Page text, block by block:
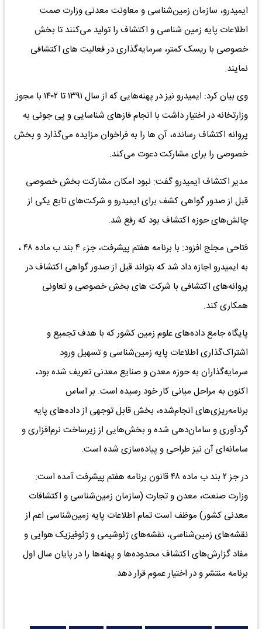
ایمیدرو، سازمان زمین‌شناسی و معاونت معدنی وزارت صمت
اطلاعات پایه زمین شناسی و اکتشاف را تولید می‌کنند تا بخش
خصوصی با ریسک کمتر، سرمایه‌گذاری در فعالیت های اکتشافی
نمایند.
وی بیان کرد: ایمیدرو نیز در پهنه‌هایی که از سال ۱۳۹۱ تا ۱۴۰۲ با مجوز
وزارتخانه در اختیار داشت با انجام فازهای شناسایی و پی جوئی به
پروانه اکتشاف رسانده، آن ها را به فراخوان مزایده می‌گذارد و بخش
خصوصی را برای مشارکت دعوت می‌کند.
مدیر اکتشاف ایمیدرو گفت: نبود امکان مشارکت بخش خصوصی
قبل از صدور گواهی کشف برای ایمیدرو و شرکت‌های تابع یکی از
چالش‌های حوزه اکتشاف بود که رفع شد.
فتاحی مجلج افزود: با برنامه هفتم پیشرفت، جزء ۴ بند ب ماده ۴۸ ،
به ایمیدرو اجازه داد شد که بتواند قبل از صدور گواهی اکتشاف در
پروانه‌های اکتشافی با شرکت های بخش خصوصی و تعاونی
همکاری کند.
پایگاه جامع داده‌های علوم زمین کشور که با هدف تجمیع و
اشتراک‌گذاری اطلاعات پایه زمین‌شناسی و تسهیل ورود
سرمایه‌گذاران به حوزه معدن و صنایع معدنی تعریف شده بود،
اکنون به مراحل میانی کار خود رسیده است. بر اساس
برنامه‌ریزی‌های انجام‌شده، بخش قابل توجهی از داده‌های پایه
گردآوری و سامان‌دهی شده و بخش‌هایی از زیرساخت نرم‌افزاری و
سامانه‌ای آن نیز طراحی و پیاده‌سازی شده است.
در جز ۲ بند ب ماده ۴۸ قانون برنامه هفتم پیشرفت آمده است:
وزارت صنعت، معدن و تجارت (سازمان زمین‌شناسی و اکتشافات
معدنی کشور) موظف است تمام اطلاعات پایه زمین‌شناسی اعم از
نقشه‌های زمین‌شناسی، نقشه‌های ژئوشیمی و ژئوفیزیک هوایی و
مفاد گزارش‌های اکتشاف محدوده‌ها و پهنه‌ها را در پایان سال اول
برنامه منتشر و در اختیار عموم قرار دهد.